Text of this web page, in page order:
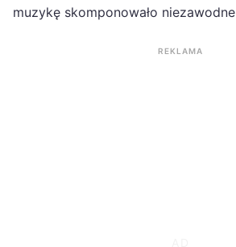
muzykę skomponowało niezawodne
REKLAMA